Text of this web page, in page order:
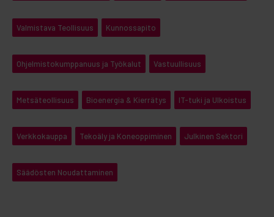
Valmistava Teollisuus Kunnossapito
Ohjelmistokumppanuus ja Työkalut Vastuullisuus
Metsäteollisuus Bioenergia & Kierrätys IT-tuki ja Ulkoistus
Verkkokauppa Tekoäly ja Koneoppiminen Julkinen Sektori
Säädösten Noudattaminen